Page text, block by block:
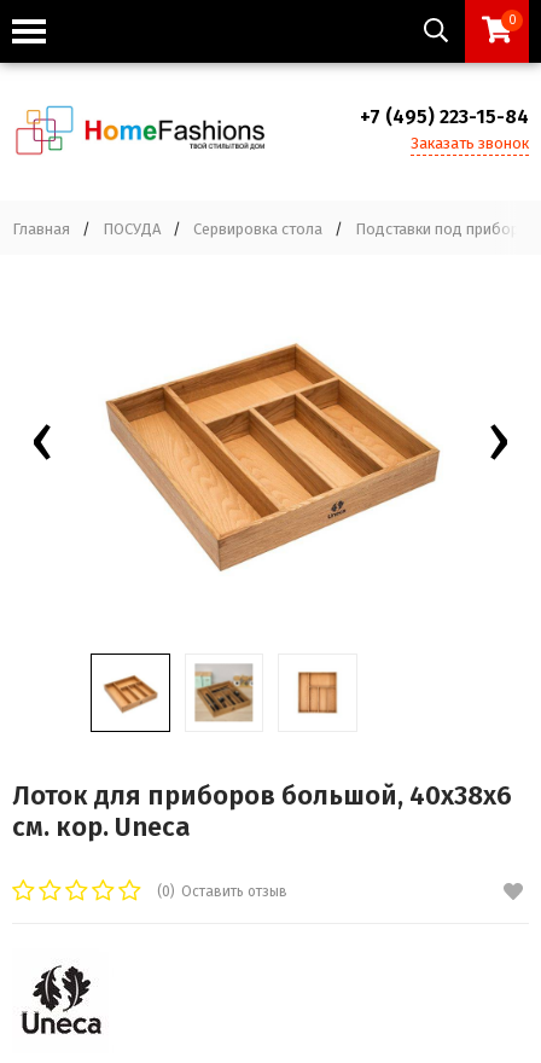
0
+7 (495) 223-15-84
Заказать звонок
Главная / ПОСУДА / Сервировка стола / Подставки под приборы
‹ ›
Лоток для приборов большой, 40x38x6
см. кор. Uneca
(0) Оставить отзыв